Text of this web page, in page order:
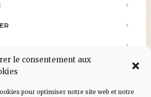
le consentement aux
pour optimiser notre site web et notre